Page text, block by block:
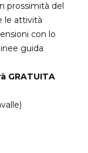
prossimità del
le attività
con lo
guida
GRATUITA